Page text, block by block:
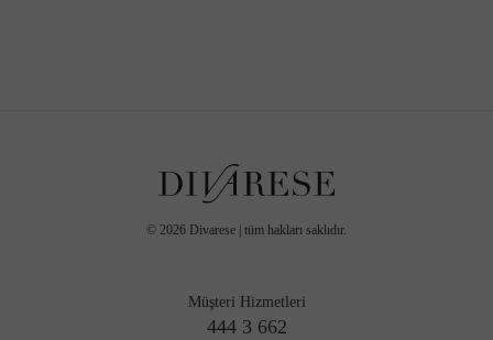
© 2026 Divarese | tüm hakları saklıdır.
Müşteri Hizmetleri
444 3 662